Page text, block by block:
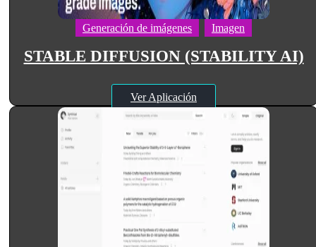
Generación de imágenes Imagen
STABLE DIFFUSION (STABILITY AI)
Ver Aplicación